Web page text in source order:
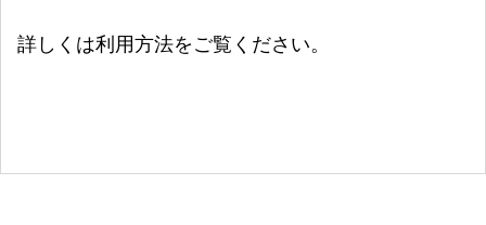
詳しくは利用方法をご覧ください。